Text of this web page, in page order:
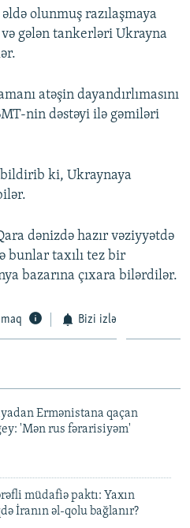
olunmuş razılaşmaya
gələn tankerləri Ukrayna
atəşin dayandırlımasını
nin dəstəyi ilə gəmiləri
ki, Ukraynaya
dənizdə hazır vəziyyətdə
bunlar taxılı tez bir
bazarına çıxara bilərdilər.
Bizi izlə
Ermənistana qaçan
'Mən rus fərarisiyəm'
müdafiə paktı: Yaxın
İranın əl-qolu bağlanır?